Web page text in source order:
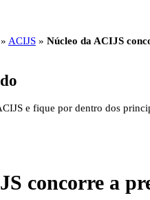
» ACIJS » Núcleo da ACIJS
e fique por dentro dos
concorre a